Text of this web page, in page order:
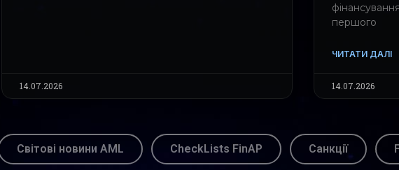
14.07.2026
першого
ЧИТАТИ ДАЛІ
14.07.2026
Світові новини AML CheckLists FinAP Санкції